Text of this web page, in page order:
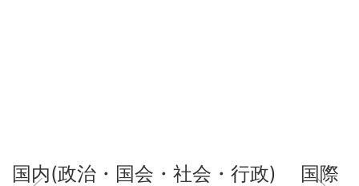
国内(政治・国会・社会・行政) 国際